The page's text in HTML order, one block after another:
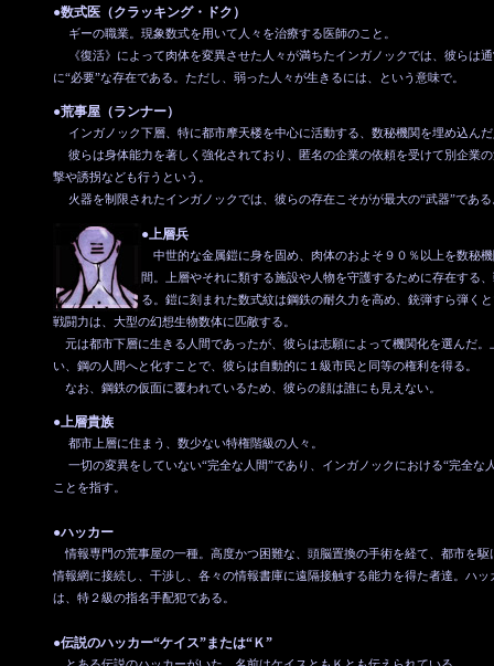
●数式医（クラッキング・ドク）
ギーの職業。現象数式を用いて人々を治療する医師のこと。
《復活》によって肉体を変異させた人々が満ちたインガノックでは、彼らは
に“必要”な存在である。ただし、弱った人々が生きるには、という意味で。
●荒事屋（ランナー）
インガノック下層、特に都市摩天楼を中心に活動する、数秘機関を埋め込ん
彼らは身体能力を著しく強化されており、匿名の企業の依頼を受けて別企業
撃や誘拐なども行うという。
火器を制限されたインガノックでは、彼らの存在こそがが最大の“武器”である
●上層兵
中世的な金属鎧に身を固め、肉体のおよそ９０％以上を数秘
間。上層やそれに類する施設や人物を守護するために存在する
る。鎧に刻まれた数式紋は鋼鉄の耐久力を高め、銃弾すら弾く
戦闘力は、大型の幻想生物数体に匹敵する。
元は都市下層に生きる人間であったが、彼らは志願によって機関化を選んだ。
い、鋼の人間へと化すことで、彼らは自動的に１級市民と同等の権利を得る。
なお、鋼鉄の仮面に覆われているため、彼らの顔は誰にも見えない。
●上層貴族
都市上層に住まう、数少ない特権階級の人々。
一切の変異をしていない“完全な人間”であり、インガノックにおける“完全な
ことを指す。
●ハッカー
情報専門の荒事屋の一種。高度かつ困難な、頭脳置換の手術を経て、都市を駆
情報網に接続し、干渉し、各々の情報書庫に遠隔接触する能力を得た者達。ハ
は、特２級の指名手配犯である。
●伝説のハッカー“ケイス”または“Ｋ”